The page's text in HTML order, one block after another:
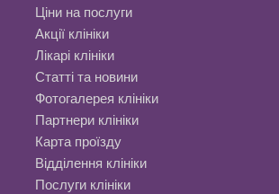
Ціни на послуги
Акції клініки
Лікарі клініки
Статті та новини
Фотогалерея клініки
Партнери клініки
Карта проїзду
Відділення клініки
Послуги клініки